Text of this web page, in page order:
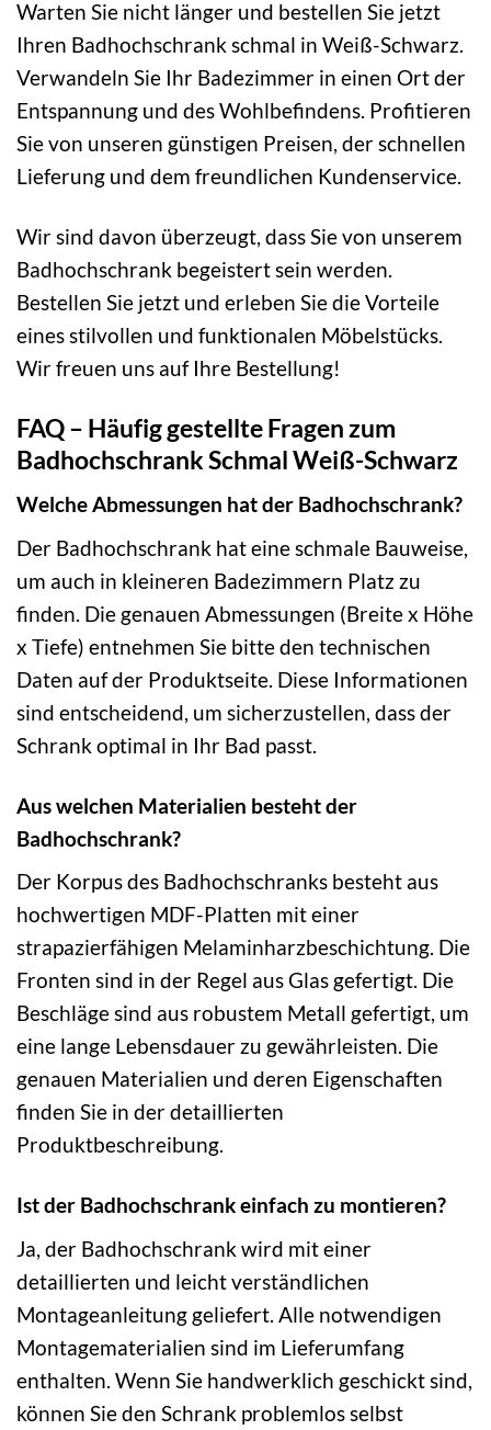
Warten Sie nicht länger und bestellen Sie jetzt
Ihren Badhochschrank schmal in Weiß-Schwarz.
Verwandeln Sie Ihr Badezimmer in einen Ort der
Entspannung und des Wohlbefindens. Profitieren
Sie von unseren günstigen Preisen, der schnellen
Lieferung und dem freundlichen Kundenservice.
Wir sind davon überzeugt, dass Sie von unserem
Badhochschrank begeistert sein werden.
Bestellen Sie jetzt und erleben Sie die Vorteile
eines stilvollen und funktionalen Möbelstücks.
Wir freuen uns auf Ihre Bestellung!
FAQ – Häufig gestellte Fragen zum
Badhochschrank Schmal Weiß-Schwarz
Welche Abmessungen hat der Badhochschrank?
Der Badhochschrank hat eine schmale Bauweise,
um auch in kleineren Badezimmern Platz zu
finden. Die genauen Abmessungen (Breite x Höhe
x Tiefe) entnehmen Sie bitte den technischen
Daten auf der Produktseite. Diese Informationen
sind entscheidend, um sicherzustellen, dass der
Schrank optimal in Ihr Bad passt.
Aus welchen Materialien besteht der
Badhochschrank?
Der Korpus des Badhochschranks besteht aus
hochwertigen MDF-Platten mit einer
strapazierfähigen Melaminharzbeschichtung. Die
Fronten sind in der Regel aus Glas gefertigt. Die
Beschläge sind aus robustem Metall gefertigt, um
eine lange Lebensdauer zu gewährleisten. Die
genauen Materialien und deren Eigenschaften
finden Sie in der detaillierten
Produktbeschreibung.
Ist der Badhochschrank einfach zu montieren?
Ja, der Badhochschrank wird mit einer
detaillierten und leicht verständlichen
Montageanleitung geliefert. Alle notwendigen
Montagematerialien sind im Lieferumfang
enthalten. Wenn Sie handwerklich geschickt sind,
können Sie den Schrank problemlos selbst